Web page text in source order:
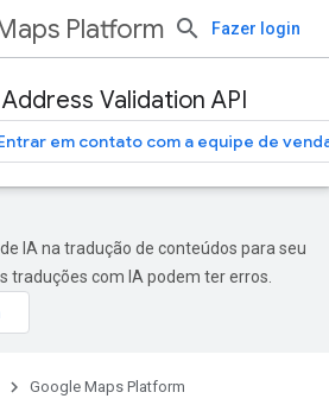
Platform Fazer login
Address Validation API
em contato com a equipe de
IA na tradução de conteúdos para seu
traduções com IA podem ter erros.
Google Maps Platform